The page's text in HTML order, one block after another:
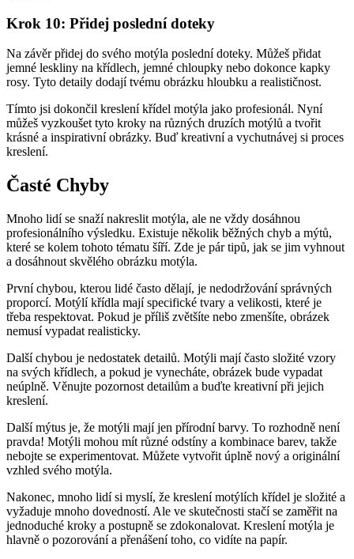
Krok 10: Přidej poslední doteky
Na závěr přidej do svého motýla poslední doteky. Můžeš přidat
jemné leskliny na křídlech, jemné chloupky nebo dokonce kapky
rosy. Tyto detaily dodají tvému obrázku hloubku a realističnost.
Tímto jsi dokončil kreslení křídel motýla jako profesionál. Nyní
můžeš vyzkoušet tyto kroky na různých druzích motýlů a tvořit
krásné a inspirativní obrázky. Buď kreativní a vychutnávej si proces
kreslení.
Časté Chyby
Mnoho lidí se snaží nakreslit motýla, ale ne vždy dosáhnou
profesionálního výsledku. Existuje několik běžných chyb a mýtů,
které se kolem tohoto tématu šíří. Zde je pár tipů, jak se jim vyhnout
a dosáhnout skvělého obrázku motýla.
První chybou, kterou lidé často dělají, je nedodržování správných
proporcí. Motýlí křídla mají specifické tvary a velikosti, které je
třeba respektovat. Pokud je příliš zvětšíte nebo zmenšíte, obrázek
nemusí vypadat realisticky.
Další chybou je nedostatek detailů. Motýli mají často složité vzory
na svých křídlech, a pokud je vynecháte, obrázek bude vypadat
neúplně. Věnujte pozornost detailům a buďte kreativní při jejich
kreslení.
Další mýtus je, že motýli mají jen přírodní barvy. To rozhodně není
pravda! Motýli mohou mít různé odstíny a kombinace barev, takže
nebojte se experimentovat. Můžete vytvořit úplně nový a originální
vzhled svého motýla.
Nakonec, mnoho lidí si myslí, že kreslení motýlích křídel je složité a
vyžaduje mnoho dovedností. Ale ve skutečnosti stačí se zaměřit na
jednoduché kroky a postupně se zdokonalovat. Kreslení motýla je
hlavně o pozorování a přenášení toho, co vidíte na papír.